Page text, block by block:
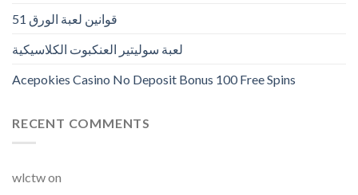
قوانين لعبة الورق 51
لعبة سوليتير العنكبوت الكلاسيكية
Acepokies Casino No Deposit Bonus 100 Free Spins
RECENT COMMENTS
wlctwon